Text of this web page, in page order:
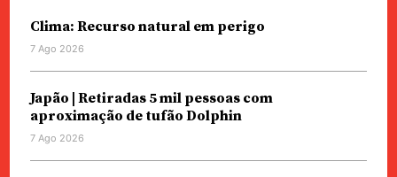
Clima: Recurso natural em perigo
7 Ago 2026
Japão | Retiradas 5 mil pessoas com
aproximação de tufão Dolphin
7 Ago 2026